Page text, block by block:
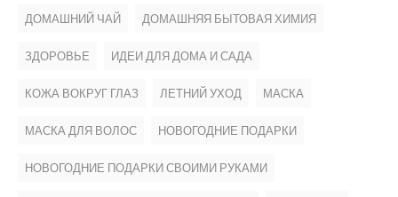
ДОМАШНИЙ ЧАЙ ДОМАШНЯЯ БЫТОВАЯ ХИМИЯ
ЗДОРОВЬЕ ИДЕИ ДЛЯ ДОМА И САДА
КОЖА ВОКРУГ ГЛАЗ ЛЕТНИЙ УХОД МАСКА
МАСКА ДЛЯ ВОЛОС НОВОГОДНИЕ ПОДАРКИ
НОВОГОДНИЕ ПОДАРКИ СВОИМИ РУКАМИ